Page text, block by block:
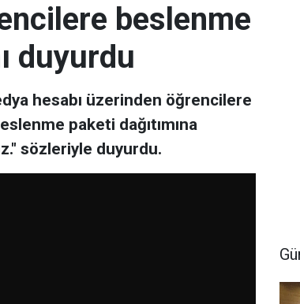
beslenme
duyurdu
hesabı üzerinden öğrencilere
paketi dağıtımına
sözleriyle duyurdu.